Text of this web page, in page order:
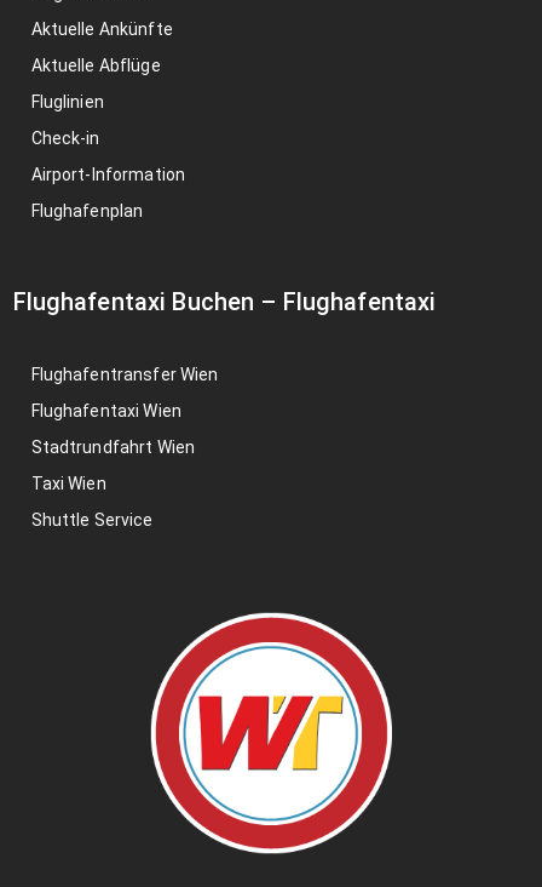
Aktuelle Ankünfte
Aktuelle Abflüge
Fluglinien
Check-in
Airport-Information
Flughafenplan
Flughafentaxi Buchen – Flughafentaxi
Flughafentransfer Wien
Flughafentaxi Wien
Stadtrundfahrt Wien
Taxi Wien
Shuttle Service